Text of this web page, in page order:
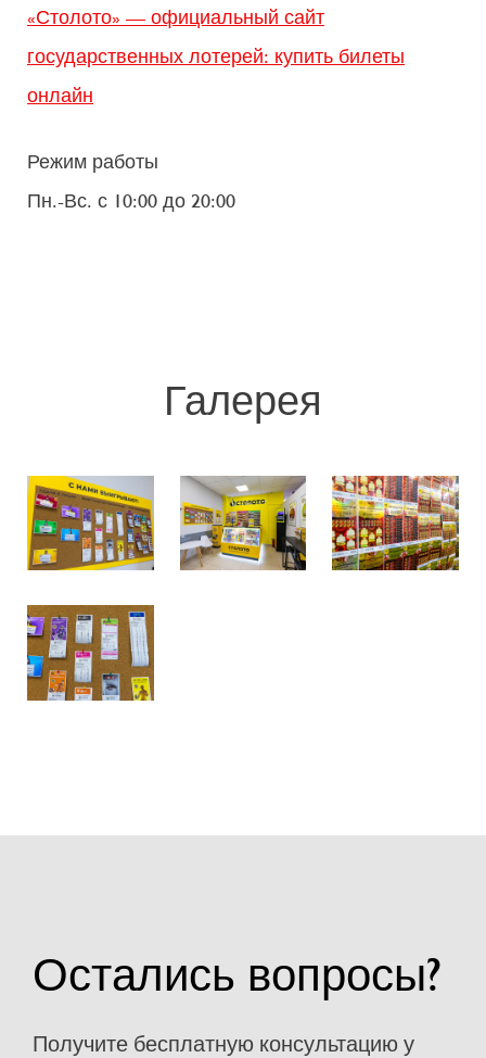
«Столото» — официальный сайт
государственных лотерей: купить билеты
онлайн
Режим работы
Пн.-Вс. с 10:00 до 20:00
Галерея
Остались вопросы?
Получите бесплатную консультацию у